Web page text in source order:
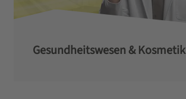
Gesundheitswesen & Kosmetik